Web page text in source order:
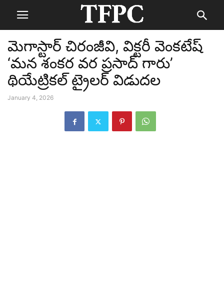
మెగాస్టార్ చిరంజీవి, విక్టరీ వెంకటేష్
‘మన శంకర వర ప్రసాద్ గారు’
థియేట్రికల్ ట్రైలర్ విడుదల
January 4, 2026